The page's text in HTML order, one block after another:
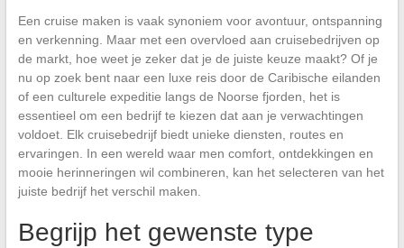
Een cruise maken is vaak synoniem voor avontuur, ontspanning
en verkenning. Maar met een overvloed aan cruisebedrijven op
de markt, hoe weet je zeker dat je de juiste keuze maakt? Of je
nu op zoek bent naar een luxe reis door de Caribische eilanden
of een culturele expeditie langs de Noorse fjorden, het is
essentieel om een bedrijf te kiezen dat aan je verwachtingen
voldoet. Elk cruisebedrijf biedt unieke diensten, routes en
ervaringen. In een wereld waar men comfort, ontdekkingen en
mooie herinneringen wil combineren, kan het selecteren van het
juiste bedrijf het verschil maken.
Begrijp het gewenste type